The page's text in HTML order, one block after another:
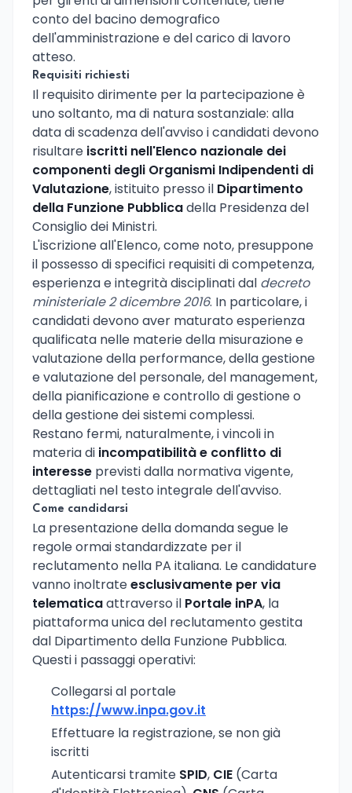
conto del bacino demografico
dell'amministrazione e del carico di lavoro
atteso.
Requisiti richiesti
Il requisito dirimente per la partecipazione è
uno soltanto, ma di natura sostanziale: alla
data di scadenza dell'avviso i candidati devono
risultare iscritti nell'Elenco nazionale dei
componenti degli Organismi Indipendenti di
Valutazione, istituito presso il Dipartimento
della Funzione Pubblicadella Presidenza del
Consiglio dei Ministri.
L'iscrizione all'Elenco, come noto, presuppone
il possesso di specifici requisiti di competenza,
esperienza e integrità disciplinati dal decreto
ministeriale 2 dicembre 2016. In particolare, i
candidati devono aver maturato esperienza
qualificata nelle materie della misurazione e
valutazione della performance, della gestione
e valutazione del personale, del management,
della pianificazione e controllo di gestione o
della gestione dei sistemi complessi.
Restano fermi, naturalmente, i vincoli in
materia di incompatibilità e conflitto di
interesse previsti dalla normativa vigente,
dettagliati nel testo integrale dell'avviso.
Come candidarsi
La presentazione della domanda segue le
regole ormai standardizzate per il
reclutamento nella PA italiana. Le candidature
vanno inoltrateesclusivamente per via
telematicaattraverso il Portale inPA, la
piattaforma unica del reclutamento gestita
dal Dipartimento della Funzione Pubblica.
Questi i passaggi operativi:
Collegarsi al portale
https://www.inpa.gov.it
Effettuare la registrazione, se non già
iscritti
Autenticarsi tramite SPID, CIE (Carta